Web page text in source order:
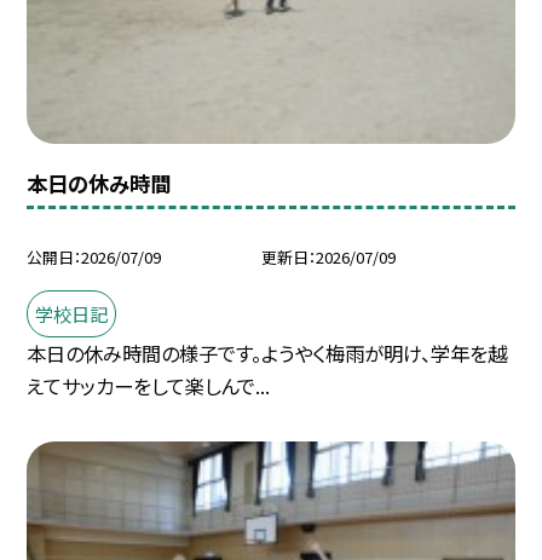
本日の休み時間
公開日 2026/07/09 更新日 2026/07/09
学校日記
本日の休み時間の様子です。ようやく梅雨が明け、学年を越
えてサッカーをして楽しんで...